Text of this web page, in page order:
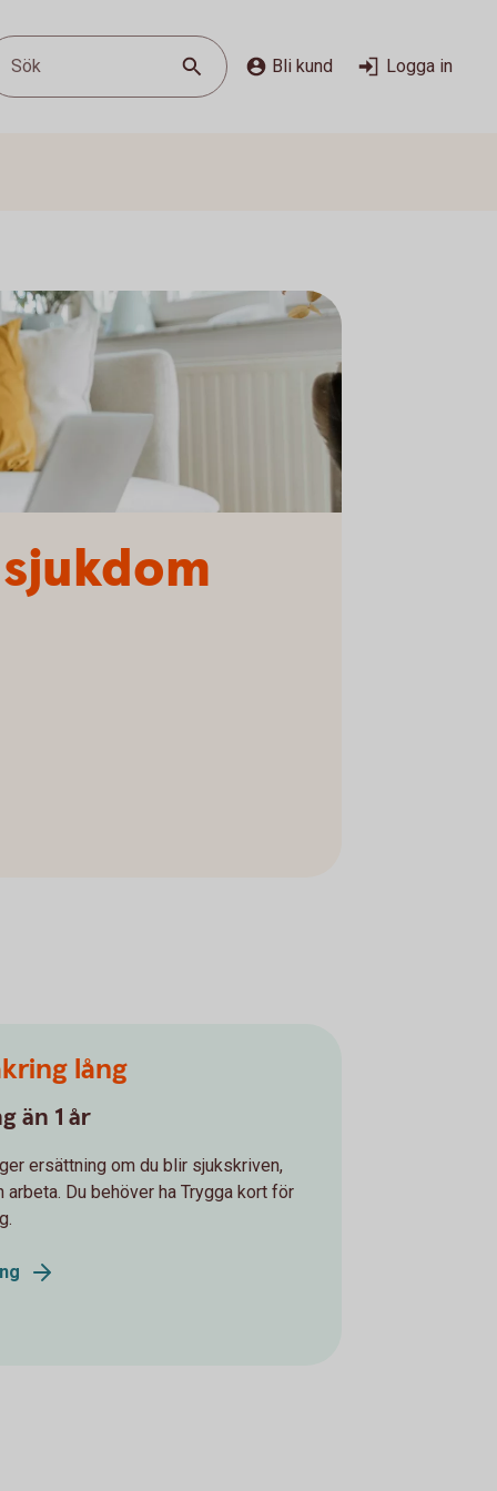
Sök Bli kund Logga in
lång
än 1 år
ersättning om du blir sjukskriven,
arbeta. Du behöver ha Trygga kort för